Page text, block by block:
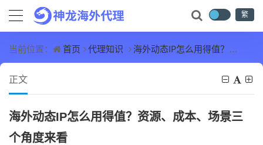
繁
当前位置： 首页 代理知识 海外动态IP怎么用得值？资源、成本、场景三个角度来看
正文
海外动态IP怎么用得值？资源、成本、场景三
个角度来看